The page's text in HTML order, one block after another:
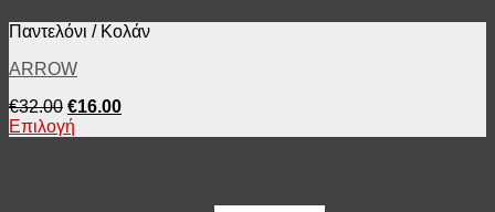
Παντελόνι / Κολάν
ARROW
€32.00 €16.00
Επιλογή